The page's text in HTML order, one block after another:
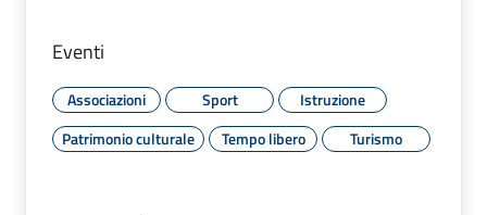
Eventi
Associazioni Sport
Istruzione
Patrimonio culturale
Tempo libero Turismo